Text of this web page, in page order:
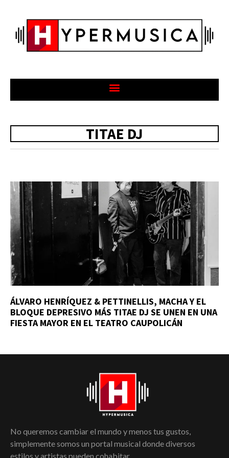
TITAE DJ
ÁLVARO HENRÍQUEZ & PETTINELLIS, MACHA Y EL
BLOQUE DEPRESIVO MÁS TITAE DJ SE UNEN EN UNA
FIESTA MAYOR EN EL TEATRO CAUPOLICÁN
No queremos cambiar el mundo y menos tus gustos,
simplemente somos un portal musical donde diversos
estilos y artistas pueden cohabitar.